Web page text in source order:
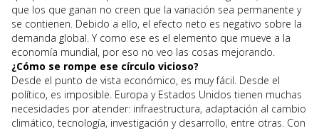
que los que ganan no creen que la variación sea permanente y
se contienen. Debido a ello, el efecto neto es negativo sobre la
demanda global. Y como ese es el elemento que mueve a la
economía mundial, por eso no veo las cosas mejorando.
¿Cómo se rompe ese círculo vicioso?
Desde el punto de vista económico, es muy fácil. Desde el
político, es imposible. Europa y Estados Unidos tienen muchas
necesidades por atender: infraestructura, adaptación al cambio
climático, tecnología, investigación y desarrollo, entre otras. Con